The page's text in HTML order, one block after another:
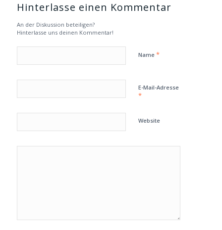
Hinterlasse einen Kommentar
An der Diskussion beteiligen?
Hinterlasse uns deinen Kommentar!
Name *
E-Mail-Adresse
*
Website